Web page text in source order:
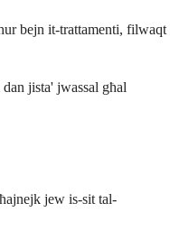
bejn it-trattamenti, filwaqt
jista' jwassal għal
jew is-sit tal-